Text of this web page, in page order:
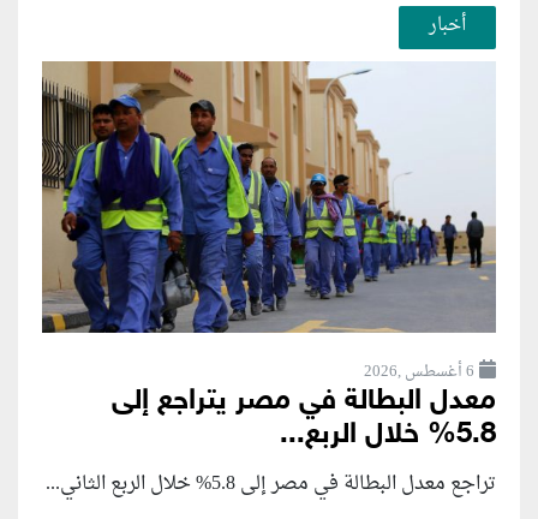
أخبار
6 أغسطس ,2026
معدل البطالة في مصر يتراجع إلى
5.8% خلال الربع...
تراجع معدل البطالة في مصر إلى 5.8% خلال الربع الثاني...